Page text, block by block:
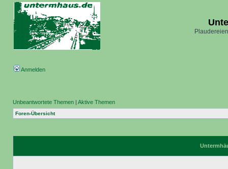
Anmelden
Unbeantwortete Themen | Aktive Themen
Foren-Übersicht